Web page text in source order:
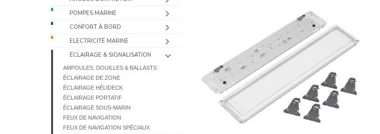
POMPES MARINE
CONFORT À BORD
ELECTRICITÉ MARINE
ÉCLAIRAGE & SIGNALISATION
AMPOULES, DOUILLES & BALLASTS
ÉCLAIRAGE DE ZONE
ÉCLAIRAGE HÉLIDECK
ÉCLAIRAGE PORTATIF
ÉCLAIRAGE SOUS-MARIN
FEUX DE NAVIGATION
FEUX DE NAVIGATION SPÉCIAUX